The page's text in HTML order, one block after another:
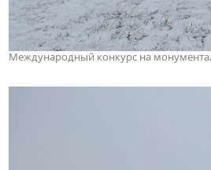
Международный конкурс на